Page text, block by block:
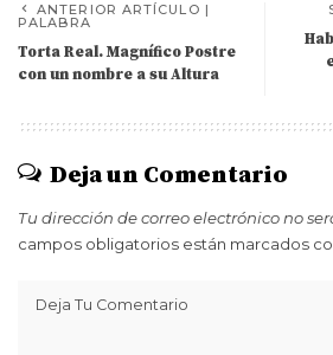
ANTERIOR ARTÍCULO |
PALABRA
Torta Real. Magnífico Postre
con un nombre a su Altura
Deja un Comentario
Tu dirección de correo electrónico no
campos obligatorios están marcados